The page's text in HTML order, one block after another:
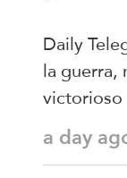
Daily
la guerra,
victorioso
a day